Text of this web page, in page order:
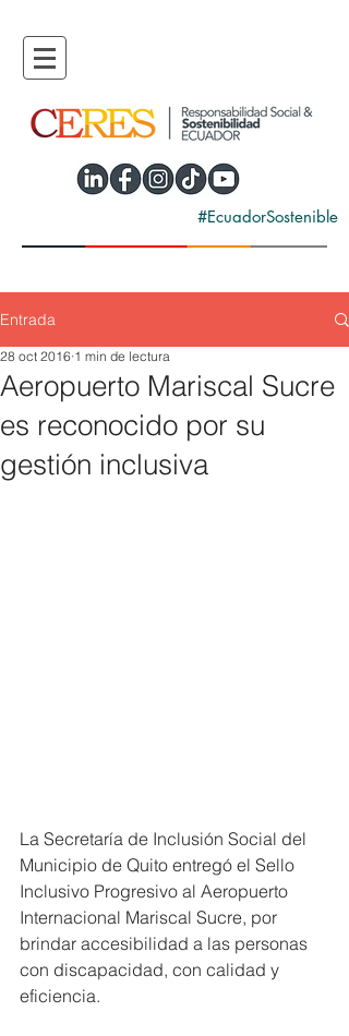
#EcuadorSostenible
Entrada
Aeropuerto Mariscal Sucre
es reconocido por su
gestión inclusiva
28 oct 2016 1 min de lectura
La Secretaría de Inclusión Social del
Municipio de Quito entregó el Sello
Inclusivo Progresivo al Aeropuerto
Internacional Mariscal Sucre, por
brindar accesibilidad a las personas
con discapacidad, con calidad y
eficiencia.